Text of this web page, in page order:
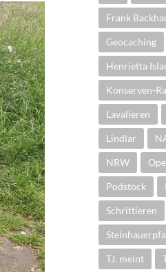
Frank
Geocaching
Henrietta
Konserven-
Lavalieren
Lindlar
NRW
Podstock
Schrittieren
TJ. meint